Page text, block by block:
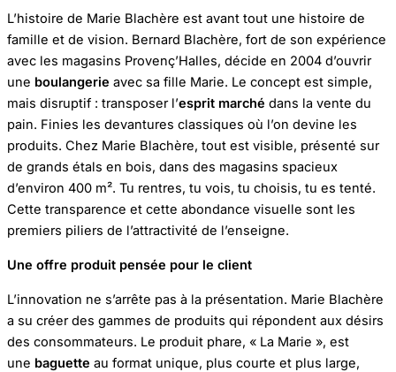
L’histoire de Marie Blachère est avant tout une histoire de
famille et de vision. Bernard Blachère, fort de son expérience
avec les magasins Provenç’Halles, décide en 2004 d’ouvrir
une boulangerie avec sa fille Marie. Le concept est simple,
mais disruptif : transposer l’esprit marché dans la vente du
pain. Finies les devantures classiques où l’on devine les
produits. Chez Marie Blachère, tout est visible, présenté sur
de grands étals en bois, dans des magasins spacieux
d’environ 400 m². Tu rentres, tu vois, tu choisis, tu es tenté.
Cette transparence et cette abondance visuelle sont les
premiers piliers de l’attractivité de l’enseigne.
Une offre produit pensée pour le client
L’innovation ne s’arrête pas à la présentation. Marie Blachère
a su créer des gammes de produits qui répondent aux désirs
des consommateurs. Le produit phare, « La Marie », est
une baguette au format unique, plus courte et plus large,